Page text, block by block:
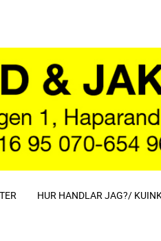
HUR HANDLAR JAG?/